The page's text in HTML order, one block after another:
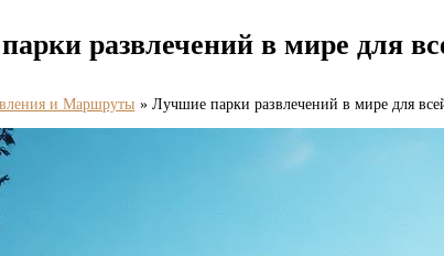
развлечений в мире для
и Маршруты Лучшие парки развлечений в мире для